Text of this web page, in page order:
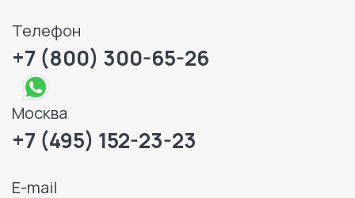
Телефон
+7 (800) 300-65-26
Москва
+7 (495) 152-23-23
E-mail